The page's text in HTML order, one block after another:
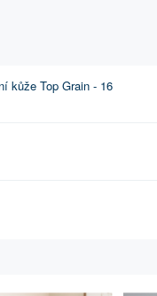
kůže Top Grain - 16